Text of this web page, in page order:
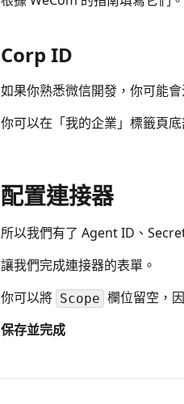
Corp ID
如果你熟悉微信開發，你可能
你可以在「我的企業」標籤頁
配置連接器
所以我們有了 Agent ID、
讓我們完成連接器的表單。
你可以將 Scope 欄位留空，
保存並完成